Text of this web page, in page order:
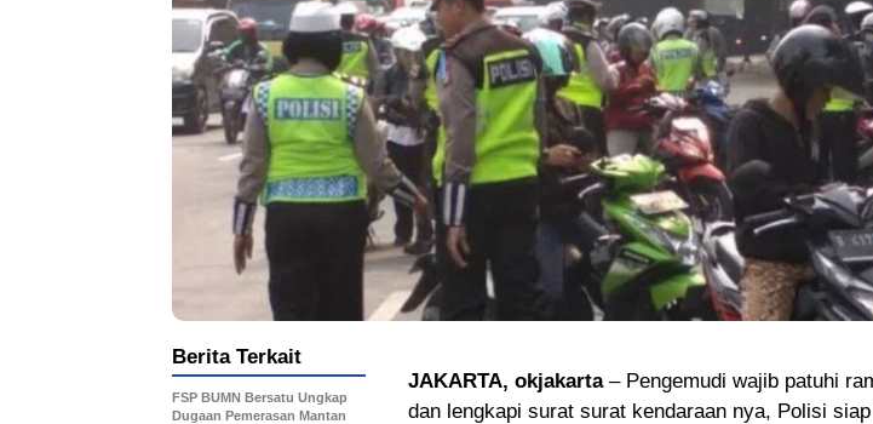
JAKARTA, okjakarta– Pengemudi wajib patuhi
dan lengkapi surat surat kendaraan nya, Polisi
Berita Terkait
FSP BUMN Bersatu Ungkap
Dugaan Pemerasan Mantan